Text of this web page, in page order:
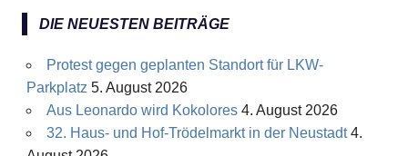
DIE NEUESTEN BEITRÄGE
Protest gegen geplanten Standort für LKW-
Parkplatz 5. August 2026
Aus Leonardo wird Kokolores 4. August 2026
32. Haus- und Hof-Trödelmarkt in der Neustadt 4.